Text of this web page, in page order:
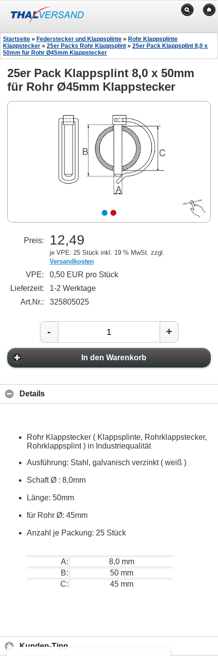
Startseite » Federstecker und Klappsplinte » Rohr Klappsplinte
Klappstecker » 25er Packs Rohr Klappsplint » 25er Pack Klappsplint 8,0 x
50mm für Rohr Ø45mm Klappstecker
25er Pack Klappsplint 8,0 x 50mm
für Rohr Ø45mm Klappstecker
Preis: 12,49
je VPE: 25 Stück inkl. 19 % MwSt. zzgl.
Versandkosten
VPE:
0,50 EUR pro Stück
Lieferzeit:
1-2 Werktage
Art.Nr.:
325805025
- +
In den Warenkorb
Details
Rohr Klappstecker ( Klappsplinte, Rohrklappstecker,
Rohrklappsplint ) in Industriequalität
Ausführung: Stahl, galvanisch verzinkt ( weiß )
SchaftØ : 8,0mm
Länge: 50mm
für Rohr Ø: 45mm
Anzahl je Packung: 25 Stück
A:
8,0 mm
B:
50 mm
C:
45 mm
Kunden-Tipp